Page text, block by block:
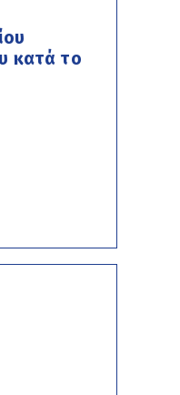
κατά το